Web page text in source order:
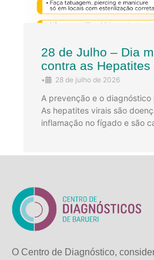
28 de Julho – Dia
contra as Hepatites
• 28 de julho de 2026
A prevenção e o
As hepatites virais são
inflamação no fígado e são
O Centro de Diagnóstico,